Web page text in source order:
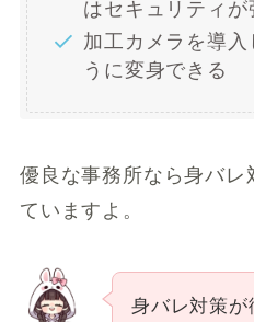
はセキュリティが
加工カメラを導入
うに変身できる
優良な事務所なら身バ
ていますよ。
身バレ対策が